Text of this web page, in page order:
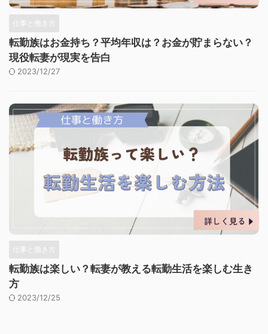
仕事と働き方
転勤族はお金持ち？平均年収は？お金が貯まらない？
現役転妻が現実を告白
2023/12/27
仕事と働き方
転勤族は楽しい？転妻が教える転勤生活を楽しむ生き
方
2023/12/25